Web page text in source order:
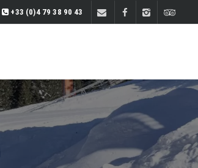
+33 (0)4 79 38 90 43